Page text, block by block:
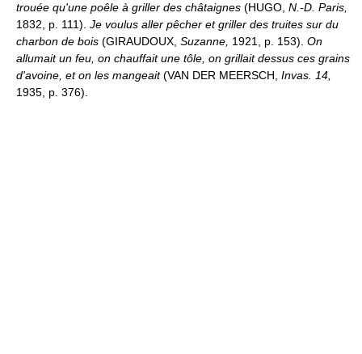
trouée qu'une poêle à griller des châtaignes (HUGO, N.-D. Paris,
1832, p. 111). Je voulus aller pêcher et griller des truites sur du
charbon de bois (GIRAUDOUX, Suzanne, 1921, p. 153). On
allumait un feu, on chauffait une tôle, on grillait dessus ces grains
d'avoine, et on les mangeait(VAN DER MEERSCH, Invas. 14,
1935, p. 376).